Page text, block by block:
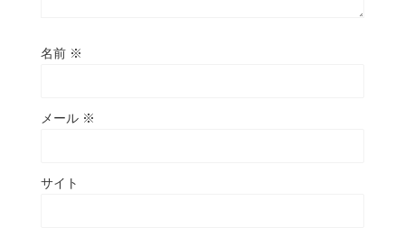
名前 ※
メール ※
サイト